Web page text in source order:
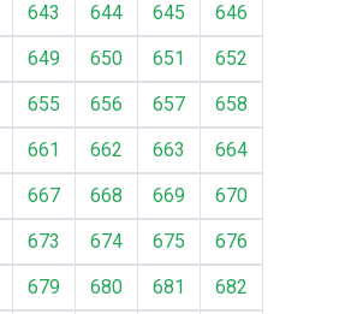
643 644 645
646
649 650 651
652
655 656 657
658
661 662 663
664
667 668 669
670
673 674 675
676
679 680 681
682